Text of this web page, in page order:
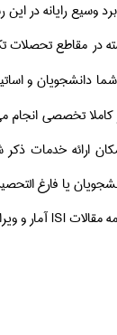
وسیع رایانه در
در مقاطع تحصلات
شما دانشجویان و
كاملا تخصصی
ارائه خدمات
یا فارغ
مقالاتISIآمار و